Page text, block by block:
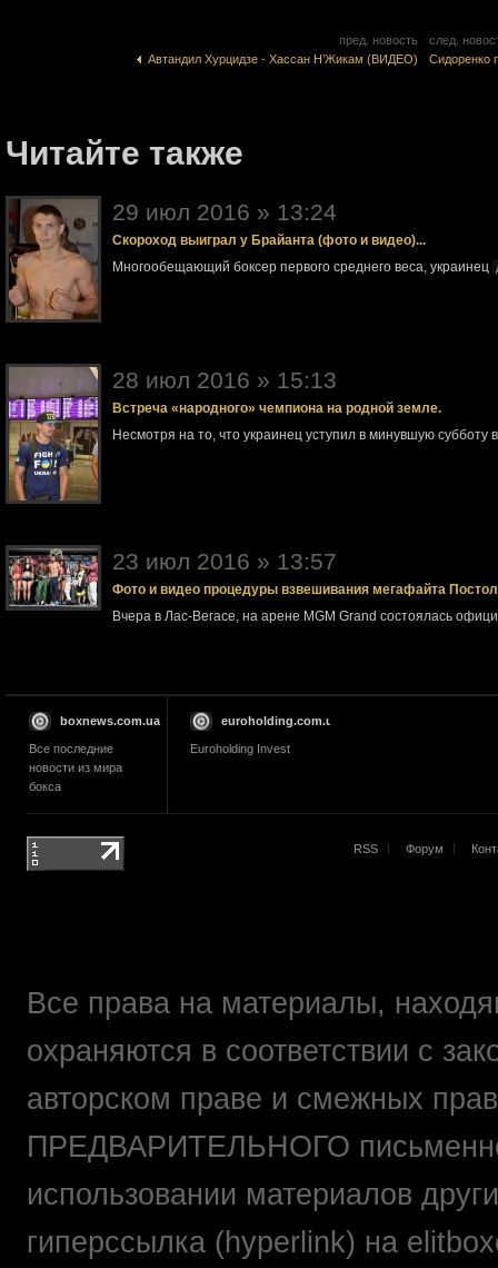
пред. новость
Автандил Хурцидзе - Хассан Н’Жикам (ВИДЕО)
след.
Cидоренко
Читайте также
29 июл 2016 » 13:24
Скороход выиграл у Брайанта (фото и видео)...
Многообещающий боксер первого среднего веса, украинец
28 июл 2016 » 15:13
Встреча «народного» чемпиона на родной земле.
Несмотря на то, что украинец уступил в минувшую субботу
23 июл 2016 » 13:57
Фото и видео процедуры взвешивания мегафайта
Вчера в Лас-Вегасе, на арене MGM Grand состоялась
boxnews.com.ua
Все последние
новости из мира
бокса
euroholding.com.ua
Euroholding Invest
RSS Форум
Все права на материалы,
охраняются в соответствии с
авторском праве и смежных
ПРЕДВАРИТЕЛЬНОГО
использовании материалов
гиперссылка (hyperlink) на